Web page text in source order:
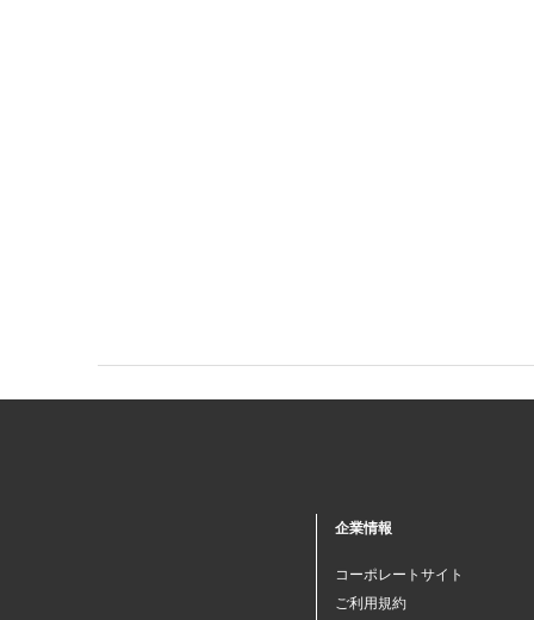
企業情報
コーポレートサイト
ご利用規約